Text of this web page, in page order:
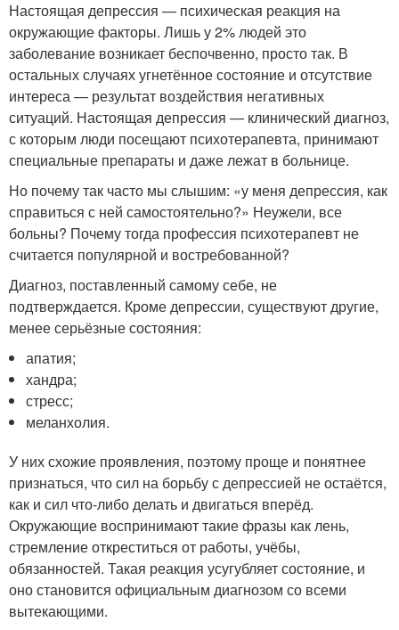
Настоящая депрессия — психическая реакция на
окружающие факторы. Лишь у 2% людей это
заболевание возникает беспочвенно, просто так. В
остальных случаях угнетённое состояние и отсутствие
интереса — результат воздействия негативных
ситуаций. Настоящая депрессия — клинический диагноз,
с которым люди посещают психотерапевта, принимают
специальные препараты и даже лежат в больнице.
Но почему так часто мы слышим: «у меня депрессия, как
справиться с ней самостоятельно?» Неужели, все
больны? Почему тогда профессия психотерапевт не
считается популярной и востребованной?
Диагноз, поставленный самому себе, не
подтверждается. Кроме депрессии, существуют другие,
менее серьёзные состояния:
апатия;
хандра;
стресс;
меланхолия.
У них схожие проявления, поэтому проще и понятнее
признаться, что сил на борьбу с депрессией не остаётся,
как и сил что-либо делать и двигаться вперёд.
Окружающие воспринимают такие фразы как лень,
стремление откреститься от работы, учёбы,
обязанностей. Такая реакция усугубляет состояние, и
оно становится официальным диагнозом со всеми
вытекающими.